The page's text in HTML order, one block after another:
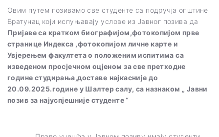
Овим путем позивамо све студенте са подручја општине
Братунац који испуњавају услове из Јавног позива да
Пријаве са кратком биографијом,фотокопијом прве
странице Индекса ,фотокопијом личне карте и
Увјерењем факултета о положеним испитима са
изведеном просјечном оцјеном за све претходне
године студирања,доставе најкасније до
20.09.2025.године у Шалтер салу, са назнаком „ Јавни
позив за најуспјешније студенте “